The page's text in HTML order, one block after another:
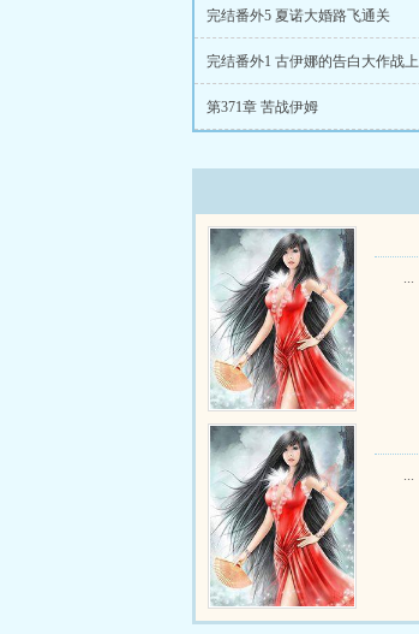
完结番外5 夏诺大婚路飞通关
完结番外1 古伊娜的告白大作战上
第371章 苦战伊姆
...
...